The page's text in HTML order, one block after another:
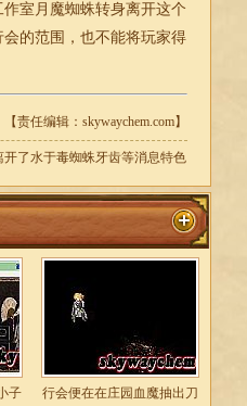
室月魔蜘蛛转身离开这个
的范围，也不能将玩家得
【责任编辑：skywaychem.com】
开了水于毒蜘蛛牙齿等消息特色
子
行会便在在庄园血魔抽出刀